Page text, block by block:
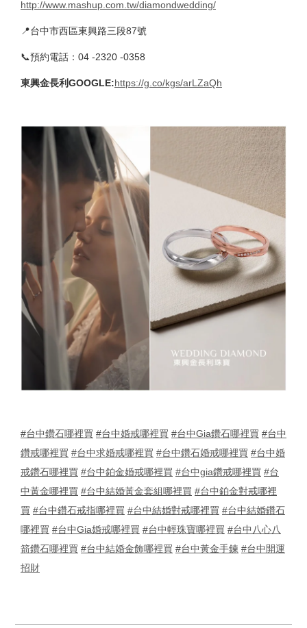
http://www.mashup.com.tw/diamondwedding/
📍台中市西區東興路三段87號
📞預約電話：04 -2320 -0358
東興金長利GOOGLE:https://g.co/kgs/arLZaQh
#台中鑽石哪裡買 #台中婚戒哪裡買 #台中Gia鑽石哪裡買 #台中
鑽戒哪裡買 #台中求婚戒哪裡買 #台中鑽石婚戒哪裡買 #台中婚
戒鑽石哪裡買 #台中鉑金婚戒哪裡買 #台中gia鑽戒哪裡買 #台
中黃金哪裡買 #台中結婚黃金套組哪裡買 #台中鉑金對戒哪裡
買 #台中鑽石戒指哪裡買 #台中結婚對戒哪裡買 #台中結婚鑽石
哪裡買 #台中Gia婚戒哪裡買 #台中輕珠寶哪裡買 #台中八心八
箭鑽石哪裡買 #台中結婚金飾哪裡買 #台中黃金手鍊 #台中開運
招財